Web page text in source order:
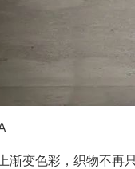
渐变色彩，织物不再